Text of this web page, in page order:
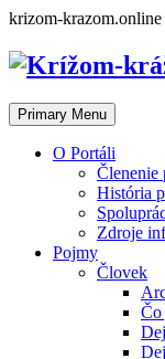
Skip
content
krizom-krazom.online
Primary Menu
O Portáli
Členenie
História
Zdroje
Pojmy
Človek
Čo